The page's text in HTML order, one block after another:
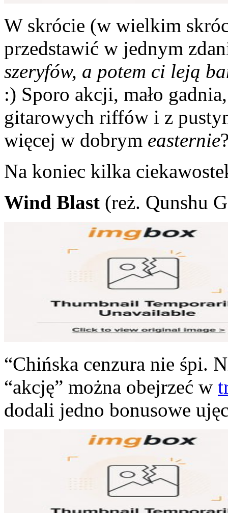
W skrócie (w wielkim
przedstawić w jednym
szeryfów, a potem ci leją
:) Sporo akcji, mało
gitarowych riffów i z
więcej w dobrym easternie
Na koniec kilka
Wind Blast (reż. Qunshu
“Chińska cenzura nie śpi.
“akcję” można obejrzeć w
dodali jedno bonusowe